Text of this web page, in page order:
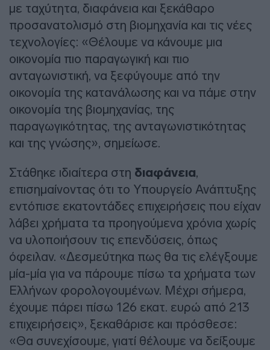
με ταχύτητα, διαφάνεια και ξεκάθαρο
προσανατολισμό στη βιομηχανία και τις νέες
τεχνολογίες: «Θέλουμε να κάνουμε μια
οικονομία πιο παραγωγική και πιο
ανταγωνιστική, να ξεφύγουμε από την
οικονομία της κατανάλωσης και να πάμε στην
οικονομία της βιομηχανίας, της
παραγωγικότητας, της ανταγωνιστικότητας
και της γνώσης», σημείωσε.
Στάθηκε ιδιαίτερα στη διαφάνεια,
επισημαίνοντας ότι το Υπουργείο Ανάπτυξης
εντόπισε εκατοντάδες επιχειρήσεις που είχαν
λάβει χρήματα τα προηγούμενα χρόνια χωρίς
να υλοποιήσουν τις επενδύσεις, όπως
όφειλαν. «Δεσμεύτηκα πως θα τις ελέγξουμε
μία-μία για να πάρουμε πίσω τα χρήματα των
Ελλήνων φορολογουμένων. Μέχρι σήμερα,
έχουμε πάρει πίσω 126 εκατ. ευρώ από 213
επιχειρήσεις», ξεκαθάρισε και πρόσθεσε:
«Θα συνεχίσουμε, γιατί θέλουμε να δείξουμε